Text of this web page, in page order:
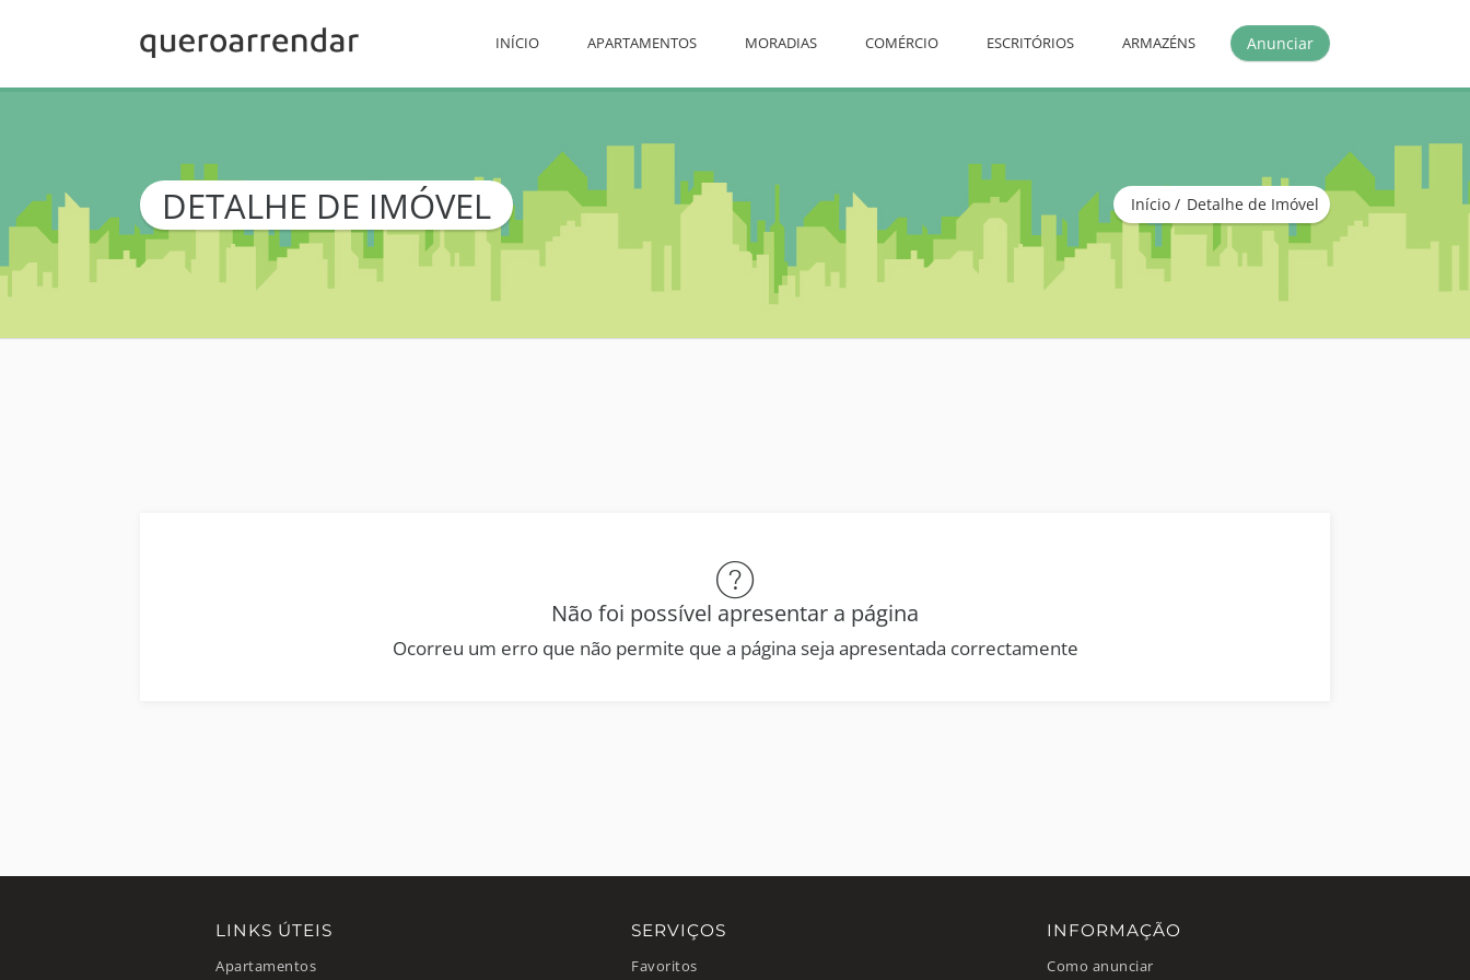
Anunciar
INÍCIO APARTAMENTOS MORADIAS COMÉRCIO ESCRITÓRIOS ARMAZÉNS
DETALHE DE IMÓVEL Início Detalhe de Imóvel
Não foi possível apresentar a página
Ocorreu um erro que não permite que a página seja apresentada correctamente
LINKS ÚTEIS
Apartamentos
SERVIÇOS
Favoritos
INFORMAÇÃO
Como anunciar